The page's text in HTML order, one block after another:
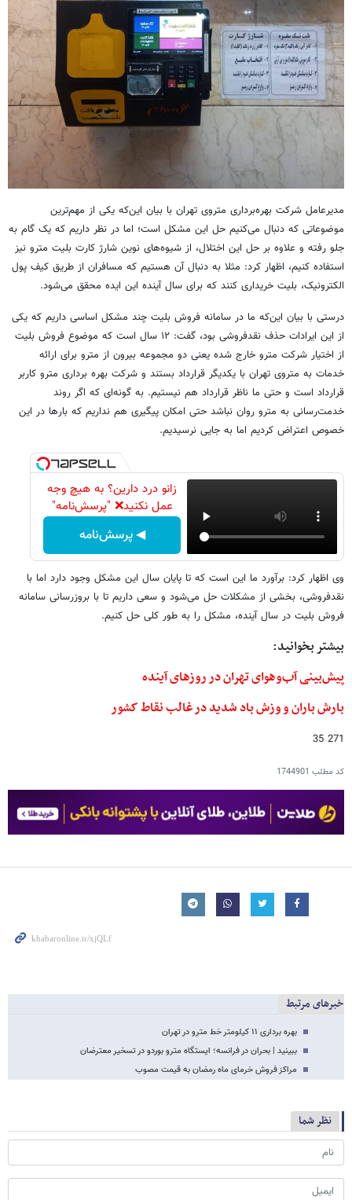
مدیرعامل شرکت بهره‌برداری متروی تهران با بیان این‌که یکی از مهم‌ترین
موضوعاتی که دنبال می‌کنیم حل این مشکل است؛ اما در نظر داریم که یک گام به
جلو رفته و علاوه بر حل این اختلال، از شیوه‌های نوین شارژ کارت بلیت مترو نیز
استفاده کنیم، اظهار کرد: مثلا به دنبال آن هستیم که مسافران از طریق کیف پول
الکترونیک، بلیت خریداری کنند که برای سال آینده این ایده محقق می‌شود.
درستی با بیان این‌که ما در سامانه فروش بلیت چند مشکل اساسی داریم که یکی
از این ایرادات حذف نقدفروشی بود، گفت: ۱۲ سال است که موضوع فروش بلیت
از اختیار شرکت مترو خارج شده یعنی دو مجموعه بیرون از مترو برای ارائه
خدمات به متروی تهران با یکدیگر قرارداد بستند و شرکت بهره برداری مترو کاربر
قرارداد است و حتی ما ناظر قرارداد هم نیستیم. به گونه‌ای که اگر روند
خدمت‌رسانی به مترو روان نباشد حتی امکان پیگیری هم نداریم که بارها در این
خصوص اعتراض کردیم اما به جایی نرسیدیم.
زانو درد دارین؟ به هیچ وجه
عمل نکنید❌ "پرسش‌نامه"
◀ پرسش‌نامه
وی اظهار کرد: برآورد ما این است که تا پایان سال این مشکل وجود دارد اما با
نقدفروشی، بخشی از مشکلات حل می‌شود و سعی داریم تا با بروزرسانی سامانه
فروش بلیت در سال آینده، مشکل را به طور کلی حل کنیم.
بیشتر بخوانید:
پیش‌بینی آب‌وهوای تهران در روزهای آینده
بارش باران و وزش باد شدید در غالب نقاط کشور
271 35
کد مطلب 1744901
خبرهای مرتبط
بهره برداری ۱۱ کیلومتر خط مترو در تهران
ببینید | بحران در فرانسه؛ ایستگاه مترو بوردو در تسخیر معترضان
مراکز فروش خرمای ماه رمضان به قیمت مصوب
نظر شما